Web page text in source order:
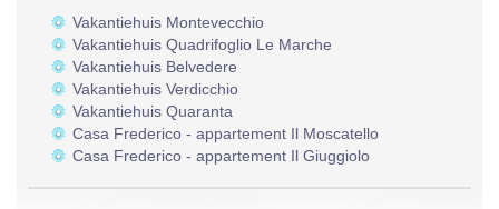
Vakantiehuis Montevecchio
Vakantiehuis Quadrifoglio Le Marche
Vakantiehuis Belvedere
Vakantiehuis Verdicchio
Vakantiehuis Quaranta
Casa Frederico - appartement Il Moscatello
Casa Frederico - appartement Il Giuggiolo